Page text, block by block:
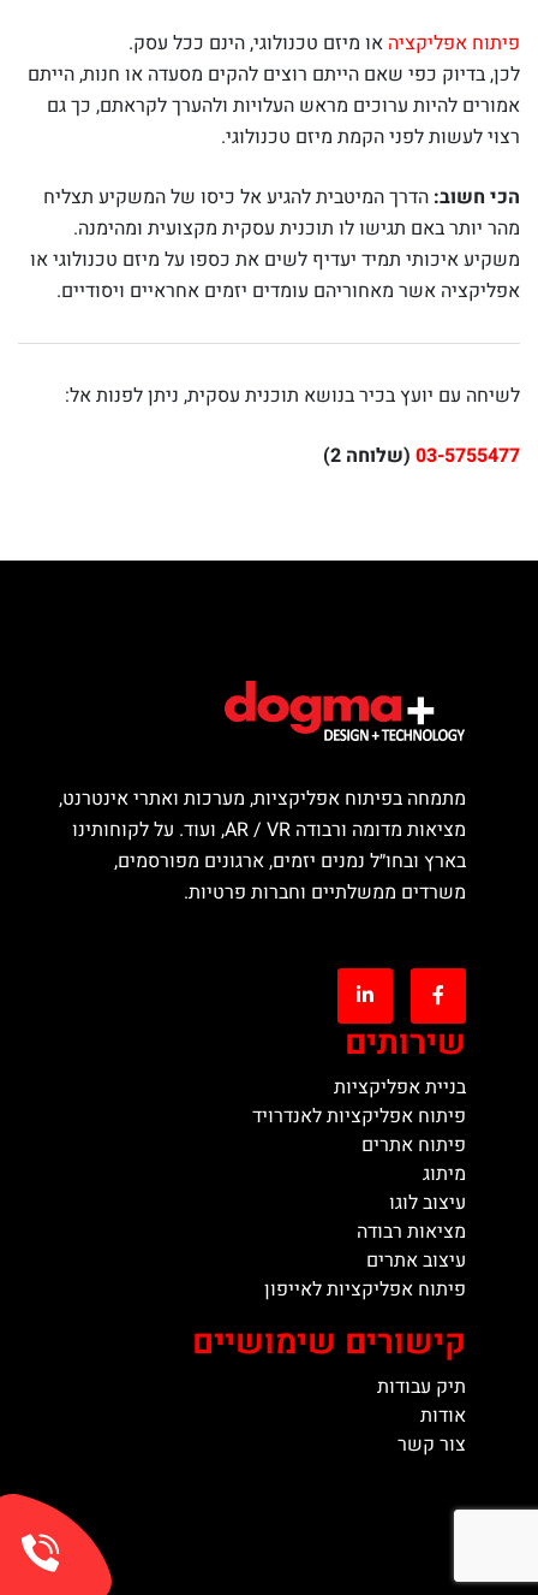
פיתוח אפליקציה או מיזם טכנולוגי, הינם ככל עסק.
לכן, בדיוק כפי שאם הייתם רוצים להקים מסעדה או חנות, הייתם
אמורים להיות ערוכים מראש העלויות ולהערך לקראתם, כך גם
רצוי לעשות לפני הקמת מיזם טכנולוגי.
הכי חשוב: הדרך המיטבית להגיע אל כיסו של המשקיע תצליח
מהר יותר באם תגישו לו תוכנית עסקית מקצועית ומהימנה.
משקיע איכותי תמיד יעדיף לשים את כספו על מיזם טכנולוגי או
אפליקציה אשר מאחוריהם עומדים יזמים אחראיים ויסודיים.
לשיחה עם יועץ בכיר בנושא תוכנית עסקית, ניתן לפנות אל:
03-5755477 (שלוחה 2)
מתמחה בפיתוח אפליקציות, מערכות ואתרי אינטרנט,
מציאות מדומה ורבודה AR / VR, ועוד. על לקוחותינו
בארץ ובחו״ל נמנים יזמים, ארגונים מפורסמים,
משרדים ממשלתיים וחברות פרטיות.
שירותים
בניית אפליקציות
פיתוח אפליקציות לאנדרויד
פיתוח אתרים
מיתוג
עיצוב לוגו
מציאות רבודה
עיצוב אתרים
פיתוח אפליקציות לאייפון
קישורים שימושיים
תיק עבודות
אודות
צור קשר